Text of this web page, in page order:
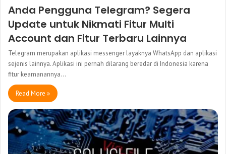
Anda Pengguna Telegram? Segera
Update untuk Nikmati Fitur Multi
Account dan Fitur Terbaru Lainnya
Telegram merupakan aplikasi messenger layaknya WhatsApp dan aplikasi
sejenis lainnya. Aplikasi ini pernah dilarang beredar di Indonesia karena
fitur keamanannya…
Read More »